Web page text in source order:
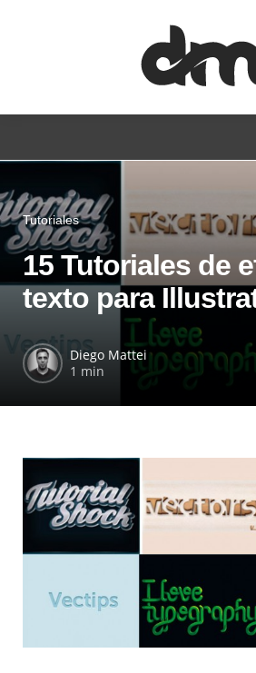
Tutoriales
15 Tutoriales de
texto para
Diego Mattei
1 min